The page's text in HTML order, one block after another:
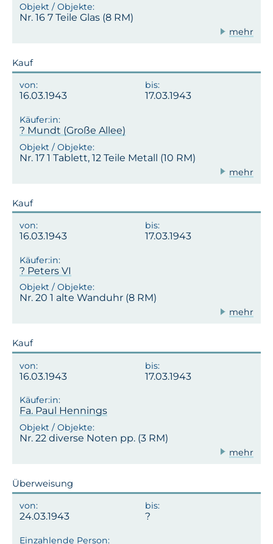
Nr. 16 7 Teile Glas (8 RM)
mehr
Kauf
16.03.1943 17.03.1943
? Mundt (Große Allee)
Nr. 17 1 Tablett, 12 Teile Metall (10 RM)
mehr
Kauf
16.03.1943 17.03.1943
? Peters VI
Nr. 20 1 alte Wanduhr (8 RM)
mehr
Kauf
16.03.1943 17.03.1943
Fa. Paul Hennings
Nr. 22 diverse Noten pp. (3 RM)
mehr
Überweisung
24.03.1943